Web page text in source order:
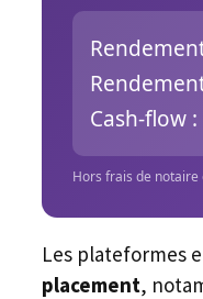
Cash-flow :
Hors frais de notaire
Les plateformes
placement,